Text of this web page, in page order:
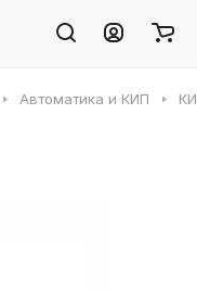
Автоматика и КИП